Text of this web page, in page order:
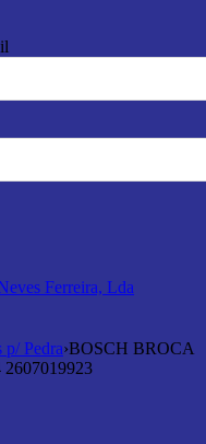
p/ Pedra›BOSCH BROCA